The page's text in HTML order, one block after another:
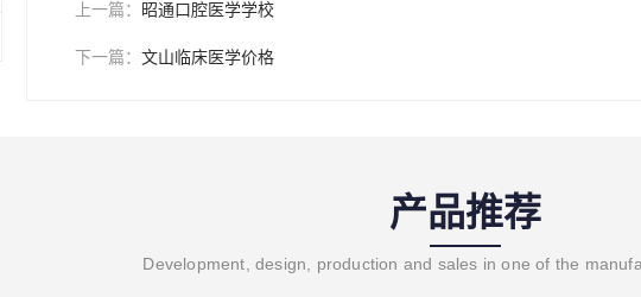
上一篇： 昭通口腔医学学校
下一篇： 文山临床医学价格
产品推荐
Development, design, production and sales in one of the